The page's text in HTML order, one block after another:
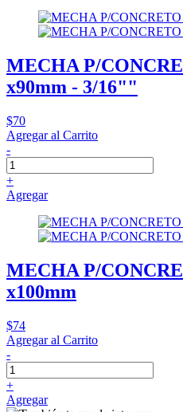
MECHA P/
x90mm - 3/16""
$70
Agregar al Carrito
-
+
Agregar
MECHA P/
x100mm
$74
Agregar al Carrito
-
+
Agregar